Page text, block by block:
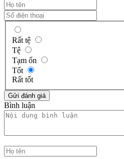
Rất tệ
Tệ
Tạm ổn
Tốt
Rất tốt
Bình luận